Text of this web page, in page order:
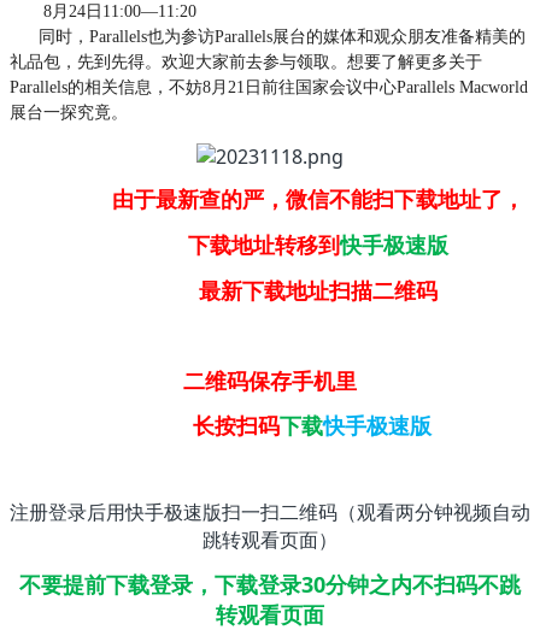
8月24日11:00—11:20
同时，Parallels也为参访Parallels展台的媒体和观众朋友准备精美的
礼品包，先到先得。欢迎大家前去参与领取。想要了解更多关于
Parallels的相关信息，不妨8月21日前往国家会议中心Parallels Macworld
展台一探究竟。
由于最新查的严，微信不能扫下载地址了，
下载地址转移到快手极速版
最新下载地址扫描二维码
二维码保存手机里
长按扫码下载快手极速版
注册登录后用快手极速版扫一扫二维码（观看两分钟视频自动
跳转观看页面）
不要提前下载登录，下载登录30分钟之内不扫码不跳
转观看页面